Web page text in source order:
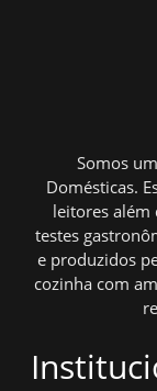
Somos
Domésticas.
leitores além
testes
e produzidos
cozinha com